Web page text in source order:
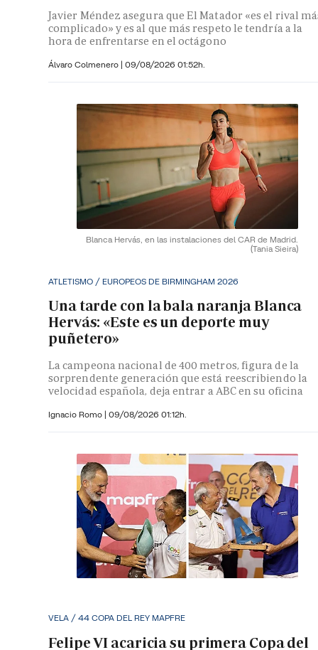
Javier Méndez asegura que El Matador «es el rival
complicado» y es al que más respeto le tendría a la
hora de enfrentarse en el octágono
Álvaro Colmenero | 09/08/2026 01:52h.
Blanca Hervás, en las instalaciones del CAR de Madrid.
(Tania Sieira)
ATLETISMO / EUROPEOS DE BIRMINGHAM 2026
Una tarde con la bala naranja Blanca
Hervás: «Este es un deporte muy
puñetero»
La campeona nacional de 400 metros, figura de la
sorprendente generación que está reescribiendo la
velocidad española, deja entrar a ABC en su oficina
Ignacio Romo | 09/08/2026 01:12h.
VELA / 44 COPA DEL REY MAPFRE
Felipe VI acaricia su primera Copa del